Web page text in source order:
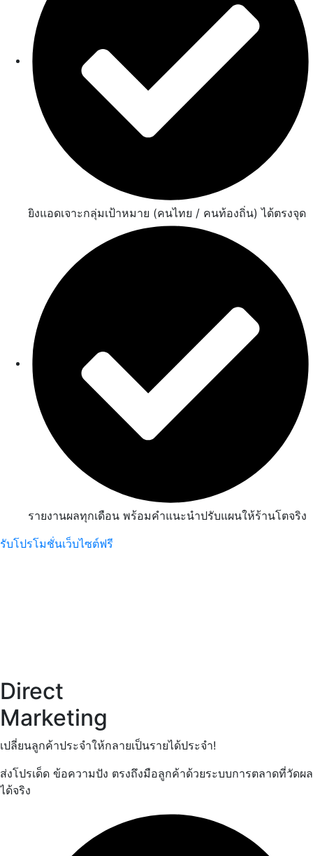
ยิงแอดเจาะกลุ่มเป้าหมาย (คนไทย / คนท้องถิ่น) ได้ตรงจุด
รายงานผลทุกเดือน พร้อมคำแนะนำปรับแผนให้ร้านโตจริง
รับโปรโมชั่นเว็บไซต์ฟรี
Direct
Marketing
เปลี่ยนลูกค้าประจำให้กลายเป็นรายได้ประจำ!
ส่งโปรเด็ด ข้อความปัง ตรงถึงมือลูกค้าด้วยระบบการตลาดที่วัดผล
ได้จริง